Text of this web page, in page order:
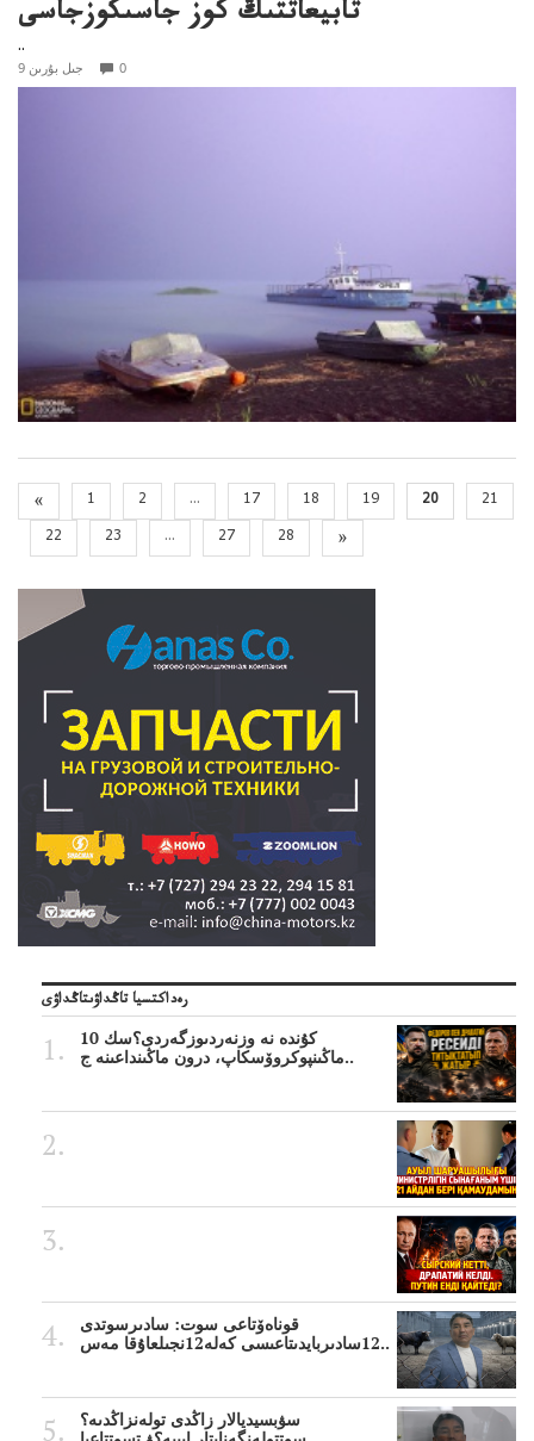
تابيعاتتىڭ كوز جاسىكوزجاسى
..
9 جىل بۇرىن 0
« 1 2 ... 17 18 19 20
21
22
23 ... 27 28 »
رەداكتسيا تاڭداۋىتاڭداۋى
10 كۇندە نە وزنەردىوزگەردى؟سك
ماڭىنپوكروۆسكاپ، درون ماڭىنداعىنە ج..
قوناەۆتاعى سوت: سادىرسوتدى
12سادىربايدىتاعىسى كەلە12نجىلعاۇقا مەس..
سۋبسيديالار زاڭدى تولەنزاڭدىە؟